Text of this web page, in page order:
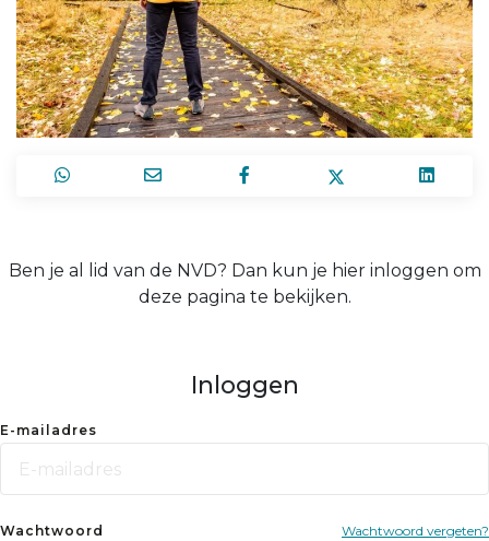
Ben je al lid van de NVD? Dan kun je hier inloggen om
deze pagina te bekijken.
Inloggen
E-mailadres
Wachtwoord Wachtwoord vergeten?